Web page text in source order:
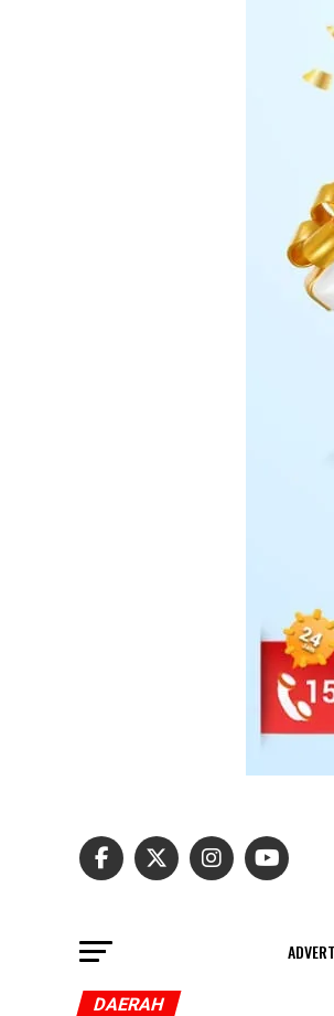
DAERAH